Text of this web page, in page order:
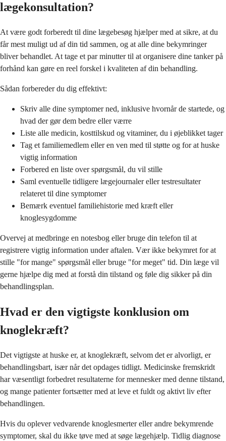
lægekonsultation?
At være godt forberedt til dine lægebesøg hjælper med at sikre, at du
får mest muligt ud af din tid sammen, og at alle dine bekymringer
bliver behandlet. At tage et par minutter til at organisere dine tanker på
forhånd kan gøre en reel forskel i kvaliteten af din behandling.
Sådan forbereder du dig effektivt:
Skriv alle dine symptomer ned, inklusive hvornår de startede, og
hvad der gør dem bedre eller værre
Liste alle medicin, kosttilskud og vitaminer, du i øjeblikket tager
Tag et familiemedlem eller en ven med til støtte og for at huske
vigtig information
Forbered en liste over spørgsmål, du vil stille
Saml eventuelle tidligere lægejournaler eller testresultater
relateret til dine symptomer
Bemærk eventuel familiehistorie med kræft eller
knoglesygdomme
Overvej at medbringe en notesbog eller bruge din telefon til at
registrere vigtig information under aftalen. Vær ikke bekymret for at
stille "for mange" spørgsmål eller bruge "for meget" tid. Din læge vil
gerne hjælpe dig med at forstå din tilstand og føle dig sikker på din
behandlingsplan.
Hvad er den vigtigste konklusion om
knoglekræft?
Det vigtigste at huske er, at knoglekræft, selvom det er alvorligt, er
behandlingsbart, især når det opdages tidligt. Medicinske fremskridt
har væsentligt forbedret resultaterne for mennesker med denne tilstand,
og mange patienter fortsætter med at leve et fuldt og aktivt liv efter
behandlingen.
Hvis du oplever vedvarende knoglesmerter eller andre bekymrende
symptomer, skal du ikke tøve med at søge lægehjælp. Tidlig diagnose